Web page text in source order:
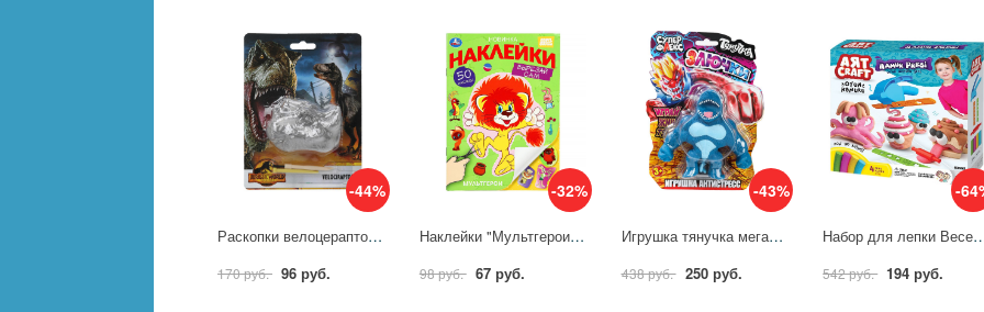
-44%
Раскопки велоцераптор IQ Эксперимент EJP-05-H2
170 руб. 96 руб.
-32%
Наклейки "Мультгерои. Союзмультфильм. Наклейки. Вырезай сам", 8 стр. УМка 978-5-506-10190-1
98 руб. 67 руб.
-43%
Игрушка тянучка мегастреч "Злючки" Супер Флекс, 15 см. СУПЕР ФЛЕКС TMS-S09-RU
438 руб. 250 руб.
-
Набор для лепки Веселые фантазии,
542 руб. 194 руб.